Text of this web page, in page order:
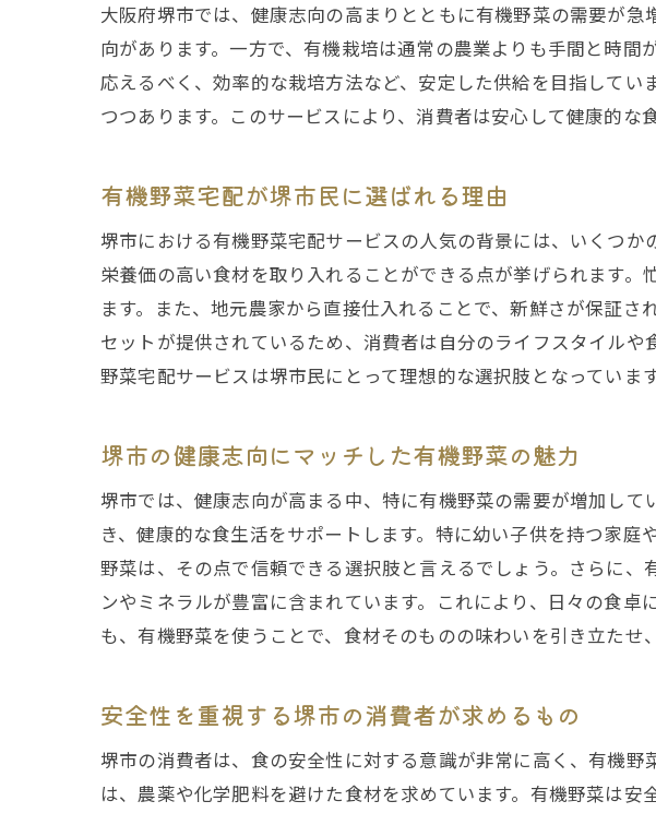
堺市の子
有機野菜
家庭料理
堺市民の
有機野菜
堺市の高
心と体に
時間がな
堺市での
仕事と育
堺市での
堺市民の
堺市で手
堺市で感
家族全員
堺市での
大阪府堺市では、健康志向の高まりとともに有機野菜の需要が
向があります。一方で、有機栽培は通常の農業よりも手間と時
応えるべく、効率的な栽培方法など、安定した供給を目指して
つつあります。このサービスにより、消費者は安心して健康的な
有機野菜宅配が堺市民に選ばれる理由
堺市における有機野菜宅配サービスの人気の背景には、いくつ
栄養価の高い食材を取り入れることができる点が挙げられます
ます。また、地元農家から直接仕入れることで、新鮮さが保証
セットが提供されているため、消費者は自分のライフスタイル
野菜宅配サービスは堺市民にとって理想的な選択肢となっています
堺市の健康志向にマッチした有機野菜の魅力
堺市では、健康志向が高まる中、特に有機野菜の需要が増加し
き、健康的な食生活をサポートします。特に幼い子供を持つ家
野菜は、その点で信頼できる選択肢と言えるでしょう。さらに
ンやミネラルが豊富に含まれています。これにより、日々の食
も、有機野菜を使うことで、食材そのものの味わいを引き立たせ
安全性を重視する堺市の消費者が求めるもの
堺市の消費者は、食の安全性に対する意識が非常に高く、有機
は、農薬や化学肥料を避けた食材を求めています。有機野菜は